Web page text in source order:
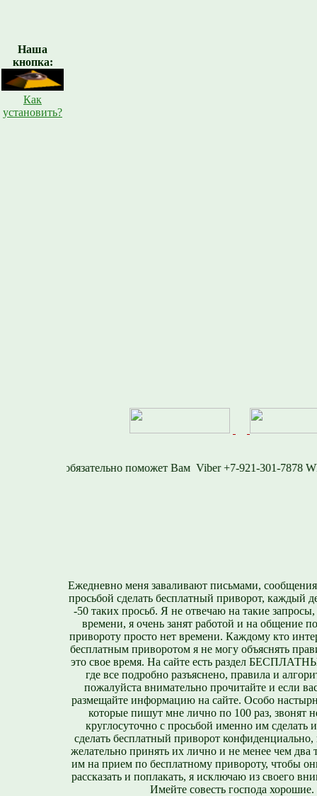
Наша
кнопка:
Как
установить?
Viber +7-921-301-
Ежедневно меня заваливают письмами,
просьбой сделать бесплатный приворот, каждый
-50 таких просьб. Я не отвечаю на такие
времени, я очень занят работой и на общение
привороту просто нет времени. Каждому кто
бесплатным приворотом я не могу объяснять
это свое время. На сайте есть раздел
где все подробно разъяснено, правила и
пожалуйста внимательно прочитайте и если
размещайте информацию на сайте. Особо
которые пишут мне лично по 100 раз, звонят
круглосуточно с просьбой именно им сделать
сделать бесплатный приворот конфиденциально,
желательно принять их лично и не менее чем два
им на прием по бесплатному привороту, чтобы
рассказать и поплакать, я исключаю из своего
Имейте совесть господа хорошие.